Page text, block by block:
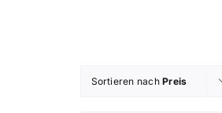
Sortieren nachPreis